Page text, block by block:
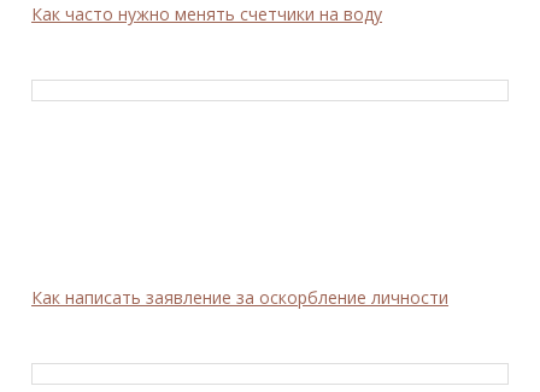
Как часто нужно менять счетчики на воду
Как написать заявление за оскорбление личности